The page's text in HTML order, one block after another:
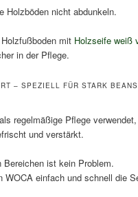
Holzböden nicht abdunkeln.
mit Holzseife weiß
in der Pflege.
– SPEZIELL FÜR STARK
regelmäßige Pflege
und verstärkt.
Bereichen ist kein Problem.
WOCA einfach und schnell die